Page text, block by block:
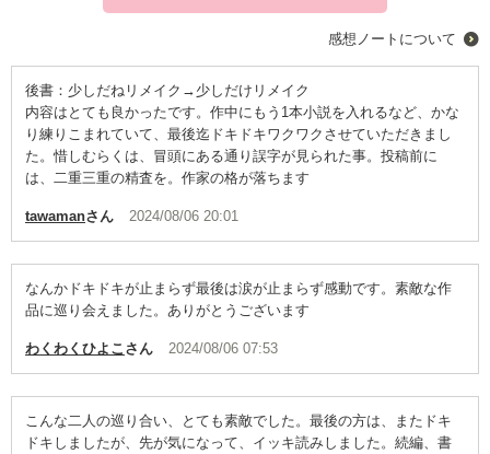
感想ノートについて
後書：少しだねリメイク→少しだけリメイク
内容はとても良かったです。作中にもう1本小説を入れるなど、かな
り練りこまれていて、最後迄ドキドキワクワクさせていただきまし
た。惜しむらくは、冒頭にある通り誤字が見られた事。投稿前に
は、二重三重の精査を。作家の格が落ちます
tawamanさん 2024/08/06 20:01
なんかドキドキが止まらず最後は涙が止まらず感動です。素敵な作
品に巡り会えました。ありがとうございます
わくわくひよこ さん 2024/08/06 07:53
こんな二人の巡り合い、とても素敵でした。最後の方は、またドキ
ドキしましたが、先が気になって、イッキ読みしました。続編、書